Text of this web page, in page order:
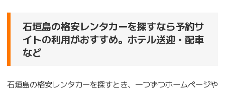
石垣島の格安レンタカーを探すなら予約サ
イトの利用がおすすめ。ホテル送迎・配車
など
石垣島の格安レンタカーを探すとき、一つずつホームページや